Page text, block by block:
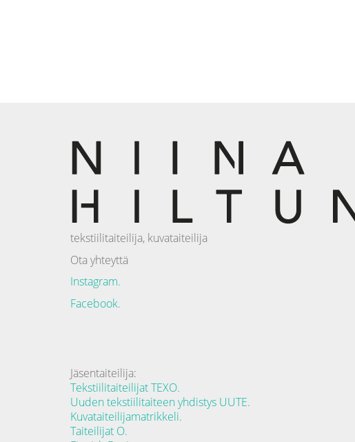
tekstiilitaiteilija, kuvataiteilija
Ota yhteyttä
Instagram.
Facebook.
Jäsentaiteilija:
Tekstiilitaiteilijat TEXO.
Uuden tekstiilitaiteen yhdistys UUTE.
Kuvataiteilijamatrikkeli.
Taiteilijat O.